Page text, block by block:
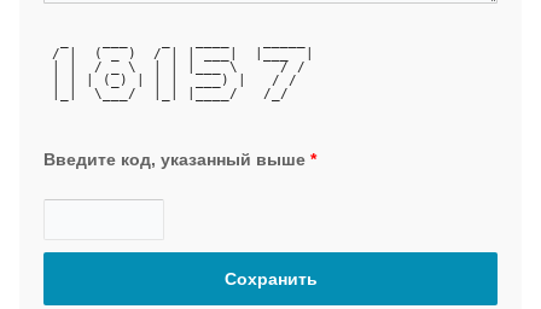
/ |  ( _ )  / | | ___|  |___  |
| |  / _ \  | | |___ \     / /
| | | (_) | | |  ___) |   / /
|_|  \___/  |_| |____/   /_/
Введите код, указанный выше *